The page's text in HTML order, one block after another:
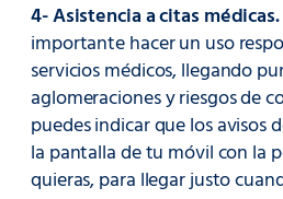
4- Asistencia a citas médicas.
importante hacer un uso
servicios médicos, llegando
aglomeraciones y riesgos de
puedes indicar que los avisos
la pantalla de tu móvil con la
quieras, para llegar justo